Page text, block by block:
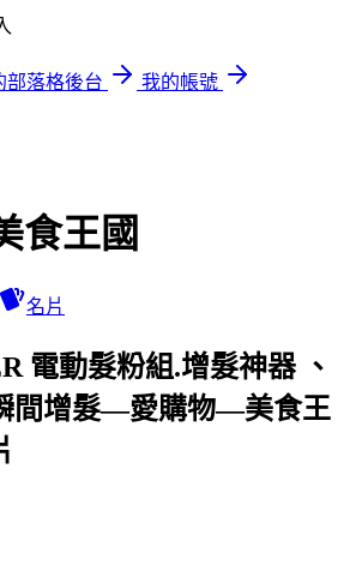
部落格後台
我的帳號
食王國
名片
電動髮粉組.增髮神器 、
間增髮—愛購物—美食王